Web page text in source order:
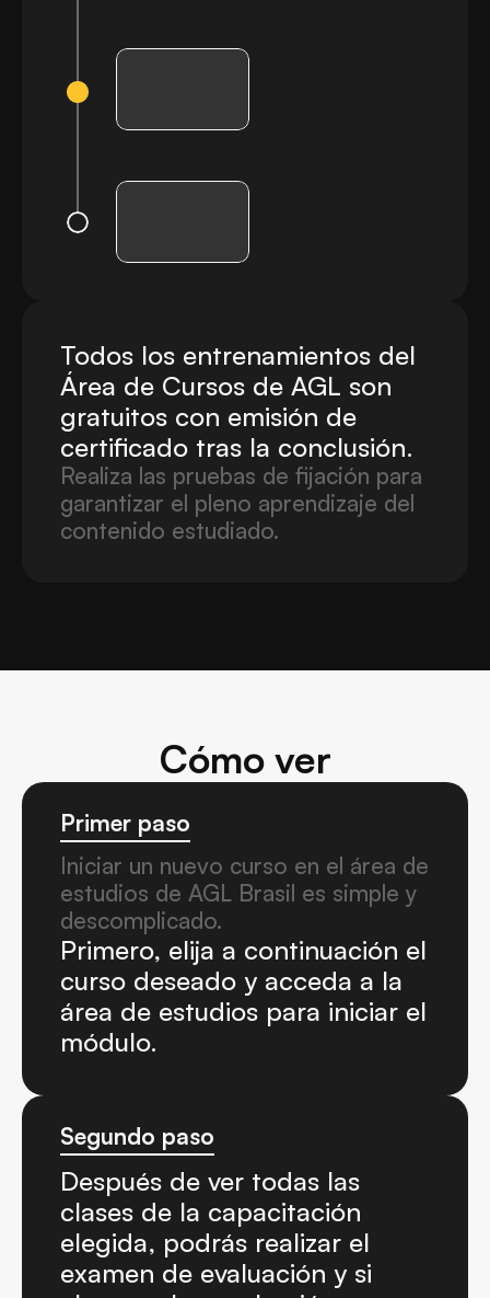
Todos los entrenamientos del
Área de Cursos de AGL son
gratuitos con emisión de
certificado tras la conclusión.
Realiza las pruebas de fijación para
garantizar el pleno aprendizaje del
contenido estudiado.
Cómo ver
Primer paso
Iniciar un nuevo curso en el área de
estudios de AGL Brasil es simple y
descomplicado.
Primero, elija a continuación el
curso deseado y acceda a la
área de estudios para iniciar el
módulo.
Segundo paso
Después de ver todas las
clases de la capacitación
elegida, podrás realizar el
examen de evaluación y si